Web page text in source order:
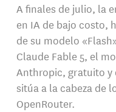
A finales de julio, la
en IA de bajo costo,
de su modelo
Claude Fable 5, el
Anthropic, gratuito y
sitúa a la cabeza de
OpenRouter.